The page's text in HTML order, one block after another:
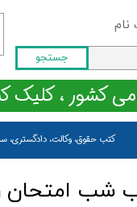
نام
من
کاربری
جستجو
کتب حقوق، وکالت، دادگستری،
کشور ، کلیک
شب امتحان